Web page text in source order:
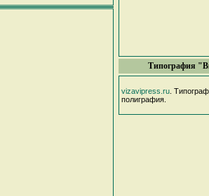
Типография
vizavipress.ru .
полиграфия.